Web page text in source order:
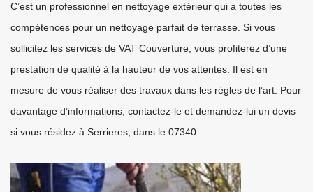
C’est un professionnel en nettoyage extérieur qui a toutes les
compétences pour un nettoyage parfait de terrasse. Si vous
sollicitez les services de VAT Couverture, vous profiterez d’une
prestation de qualité à la hauteur de vos attentes. Il est en
mesure de vous réaliser des travaux dans les règles de l’art. Pour
davantage d’informations, contactez-le et demandez-lui un devis
si vous résidez à Serrieres, dans le 07340.